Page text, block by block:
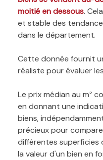
moitié en dessous.
et stable des
dans le département.
Cette donnée fournit
réaliste pour évaluer
Le prix médian au m²
en donnant une
biens,
précieux pour
différentes superficies
la valeur d'un bien en